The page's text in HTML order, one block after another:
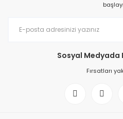
Sosyal Medyada
Fırsatları